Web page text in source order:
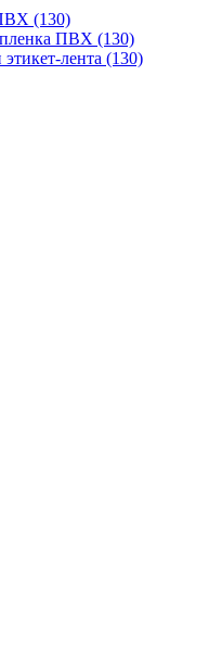
(130)
пленка ПВХ (130)
лента (130)